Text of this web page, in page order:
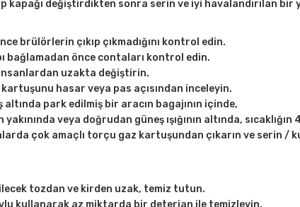
kapağı değiştirdikten sonra serin ve iyi havalandırılan bir
brülörlerin çıkıp çıkmadığını kontrol edin.
bağlamadan önce contaları kontrol edin.
insanlardan uzakta değiştirin.
hasar veya pas açısından inceleyin.
altında park edilmiş bir aracın bagajının içinde,
veya doğrudan güneş ışığının altında,
çok amaçlı torçu gaz kartuşundan çıkarın ve serin /
tozdan ve kirden uzak, temiz tutun.
kullanarak az miktarda bir deterjan ile temizleyin.